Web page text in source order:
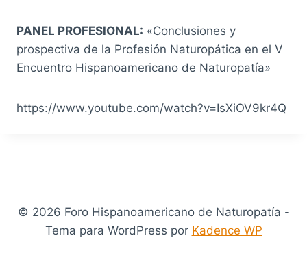
PANEL PROFESIONAL: «Conclusiones y
prospectiva de la Profesión Naturopática en el V
Encuentro Hispanoamericano de Naturopatía»
https://www.youtube.com/watch?v=IsXiOV9kr4Q
© 2026 Foro Hispanoamericano de Naturopatía -
Tema para WordPress por Kadence WP